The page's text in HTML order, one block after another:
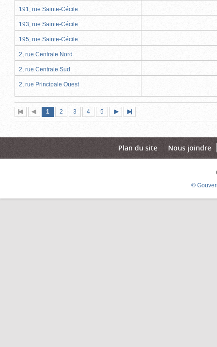
191, rue Sainte-Cécile
193, rue Sainte-Cécile
195, rue Sainte-Cécile
2, rue Centrale Nord
2, rue Centrale Sud
2, rue Principale Ouest
Première
page
Page
précédente
Page
1 (page
actuelle)
Page
2 Page
3 Page
4 Page
5
suivante
page
Plan du site Nous joindre
©